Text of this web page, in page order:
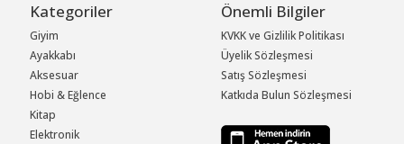
Kategoriler
Giyim
Ayakkabı
Aksesuar
Hobi & Eğlence
Kitap
Elektronik
Önemli Bilgiler
KVKK ve Gizlilik Politikası
Üyelik Sözleşmesi
Satış Sözleşmesi
Katkıda Bulun Sözleşmesi